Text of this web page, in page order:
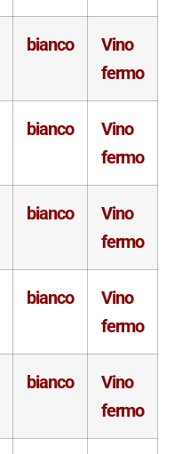
bianco
Vino
fermo
bianco
Vino
fermo
bianco
Vino
fermo
bianco
Vino
fermo
bianco
Vino
fermo